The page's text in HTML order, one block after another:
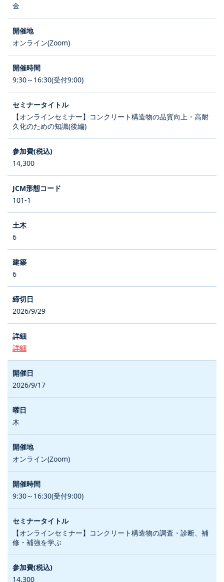
金
オンライン(Zoom)
9:30～16:30(受付9:00)
【オンラインセミナー】コンクリート構造物の品質向上・高耐
久化のための知識(後編)
14,300
101-1
6
6
2026/9/29
詳細
2026/9/17
木
オンライン(Zoom)
9:30～16:30(受付9:00)
【オンラインセミナー】コンクリート構造物の調査・診断、補
修・補強を学ぶ
14,300